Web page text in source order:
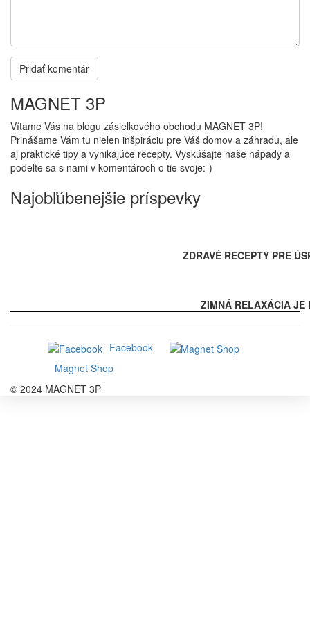
MAGNET 3P
Vítame Vás na blogu zásielkového obchodu MAGNET 3P!
Prinášame Vám tu nielen inšpiráciu pre Váš domov a záhradu, ale
aj praktické tipy a vynikajúce recepty. Vyskúšajte naše nápady a
podeľte sa s nami v komentároch o tie svoje:-)
Najobľúbenejšie príspevky
ZDRAVÉ RECEPTY PRE
ZIMNÁ RELAXÁCIA JE
Facebook
Magnet Shop
© 2024 MAGNET 3P